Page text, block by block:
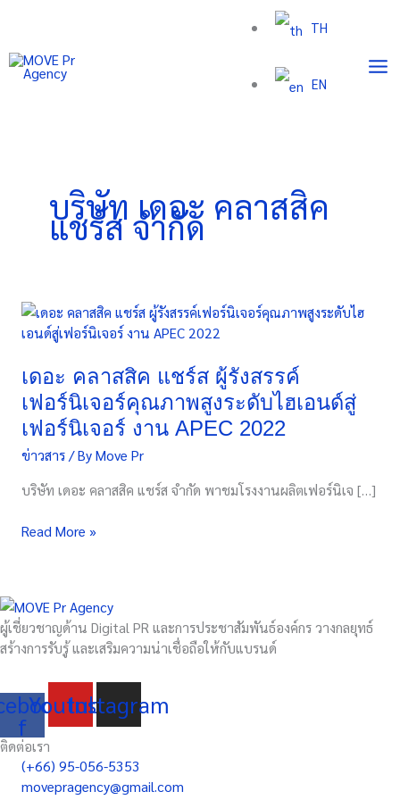
content
TH
EN
บริษัท เดอะ คลาสสิค
แชร์ส จำกัด
เดอะ คลาสสิค แชร์ส ผู้รังสรรค์
เฟอร์นิเจอร์คุณภาพสูงระดับไฮเอนด์สู่
เฟอร์นิเจอร์ งาน APEC 2022
ข่าวสาร/ ByMove Pr
บริษัท เดอะ คลาสสิค แชร์ส จำกัด พาชมโรงงานผลิตเฟอร์นิเจ […]
เดอะ
คลาสสิค
ส
ผู้
รังสรรค์
เฟอร์นิเจอร์
คุณภาพ
ระ
ไฮ
สู่
เฟอร์นิเจอร์
2022
Read More »
ผู้เชี่ยวชาญด้าน Digital PR และการประชาสัมพันธ์องค์กร วางกลยุทธ์
สร้างการรับรู้ และเสริมความน่าเชื่อถือให้กับแบรนด์
f
Youtube
Instagram
ติดต่อเรา
(+66) 95-056-5353
movepragency@gmail.com